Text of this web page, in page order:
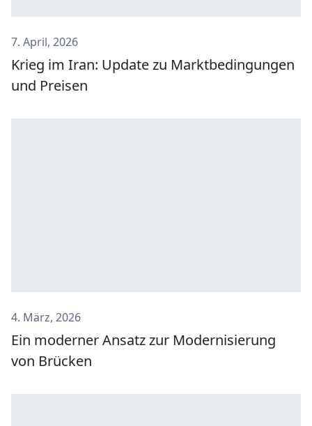
7. April, 2026
Krieg im Iran: Update zu Marktbedingungen
und Preisen
4. März, 2026
Ein moderner Ansatz zur Modernisierung
von Brücken